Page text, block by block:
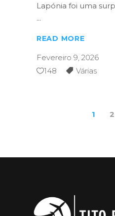
Lapónia foi uma
READ MORE
Fevereiro 9, 2026
148
Várias
1 2